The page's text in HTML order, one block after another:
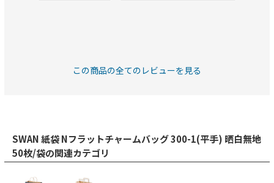
この商品の全てのレビューを見る
SWAN 紙袋 Nフラットチャームバッグ 300-1(平手) 晒白無地
50枚/袋の関連カテゴリ